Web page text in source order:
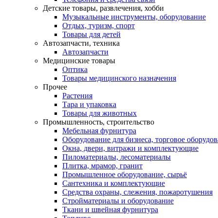
Детские товары, развлечения, хобби
Музыкальные инструменты, оборудование
Отдых, туризм, спорт
Товары для детей
Автозапчасти, техника
Автозапчасти
Медицинские товары
Оптика
Товары медицинского назначения
Прочее
Растения
Тара и упаковка
Товары для животных
Промышленность, строительство
Мебельная фурнитура
Оборудование для бизнеса, торговое
Окна, двери, витражи и комплектующие
Пиломатериалы, лесоматериалы
Плитка, мрамор, гранит
Промышленное оборудование, сырьё
Сантехника и комплектующие
Средства охраны, слежения, пожаротушения
Стройматериалы и оборудование
Ткани и швейная фурнитура